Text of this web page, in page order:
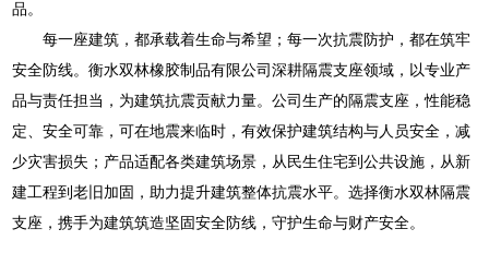
品。
每一座建筑，都承载着生命与希望；每一次抗震防护，都在筑牢
安全防线。衡水双林橡胶制品有限公司深耕隔震支座领域，以专业产
品与责任担当，为建筑抗震贡献力量。公司生产的隔震支座，性能稳
定、安全可靠，可在地震来临时，有效保护建筑结构与人员安全，减
少灾害损失；产品适配各类建筑场景，从民生住宅到公共设施，从新
建工程到老旧加固，助力提升建筑整体抗震水平。选择衡水双林隔震
支座，携手为建筑筑造坚固安全防线，守护生命与财产安全。